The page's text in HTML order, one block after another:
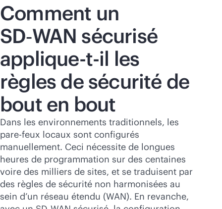
Comment un
SD‑WAN sécurisé
applique-t-il les
règles de sécurité de
bout en bout
Dans les environnements traditionnels, les
pare-feux locaux sont configurés
manuellement. Ceci nécessite de longues
heures de programmation sur des centaines
voire des milliers de sites, et se traduisent par
des règles de sécurité non harmonisées au
sein d’un réseau étendu (WAN). En revanche,